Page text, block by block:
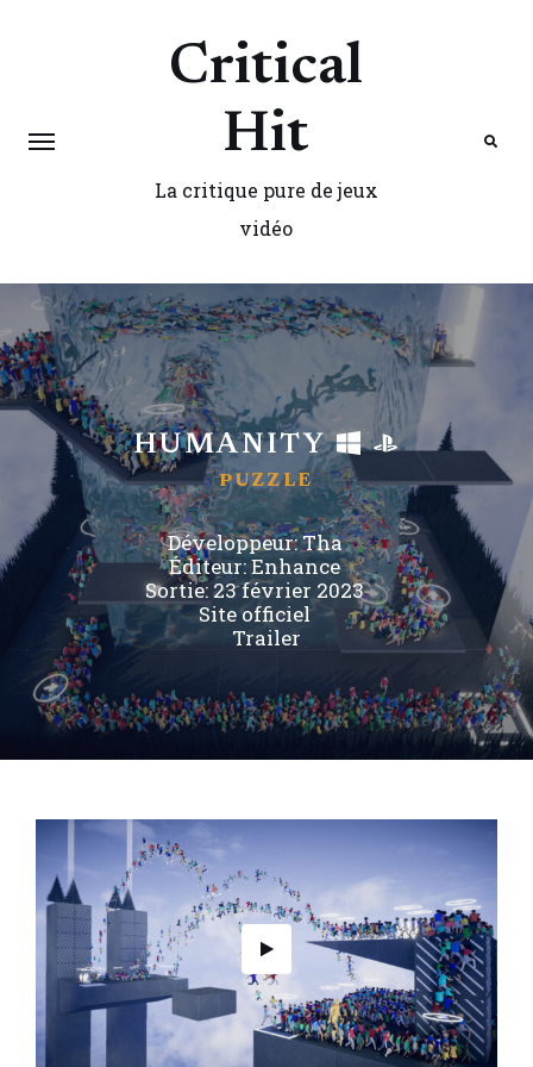
Critical
Hit
La critique pure de jeux
vidéo
HUMANITY
PUZZLE
Développeur:Tha
Éditeur:Enhance
Sortie: 23 février 2023
Site officiel
Trailer